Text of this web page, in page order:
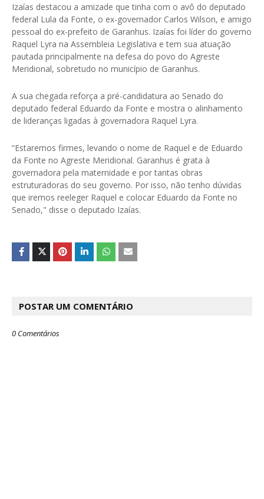
Izaías destacou a amizade que tinha com o avô do deputado
federal Lula da Fonte, o ex-governador Carlos Wilson, e amigo
pessoal do ex-prefeito de Garanhus. Izaías foi líder do governo
Raquel Lyra na Assembleia Legislativa e tem sua atuação
pautada principalmente na defesa do povo do Agreste
Meridional, sobretudo no município de Garanhus.
A sua chegada reforça a pré-candidatura ao Senado do
deputado federal Eduardo da Fonte e mostra o alinhamento
de lideranças ligadas à governadora Raquel Lyra.
“Estaremos firmes, levando o nome de Raquel e de Eduardo
da Fonte no Agreste Meridional. Garanhus é grata à
governadora pela maternidade e por tantas obras
estruturadoras do seu governo. Por isso, não tenho dúvidas
que iremos reeleger Raquel e colocar Eduardo da Fonte no
Senado," disse o deputado Izaías.
POSTAR UM COMENTÁRIO
0 Comentários